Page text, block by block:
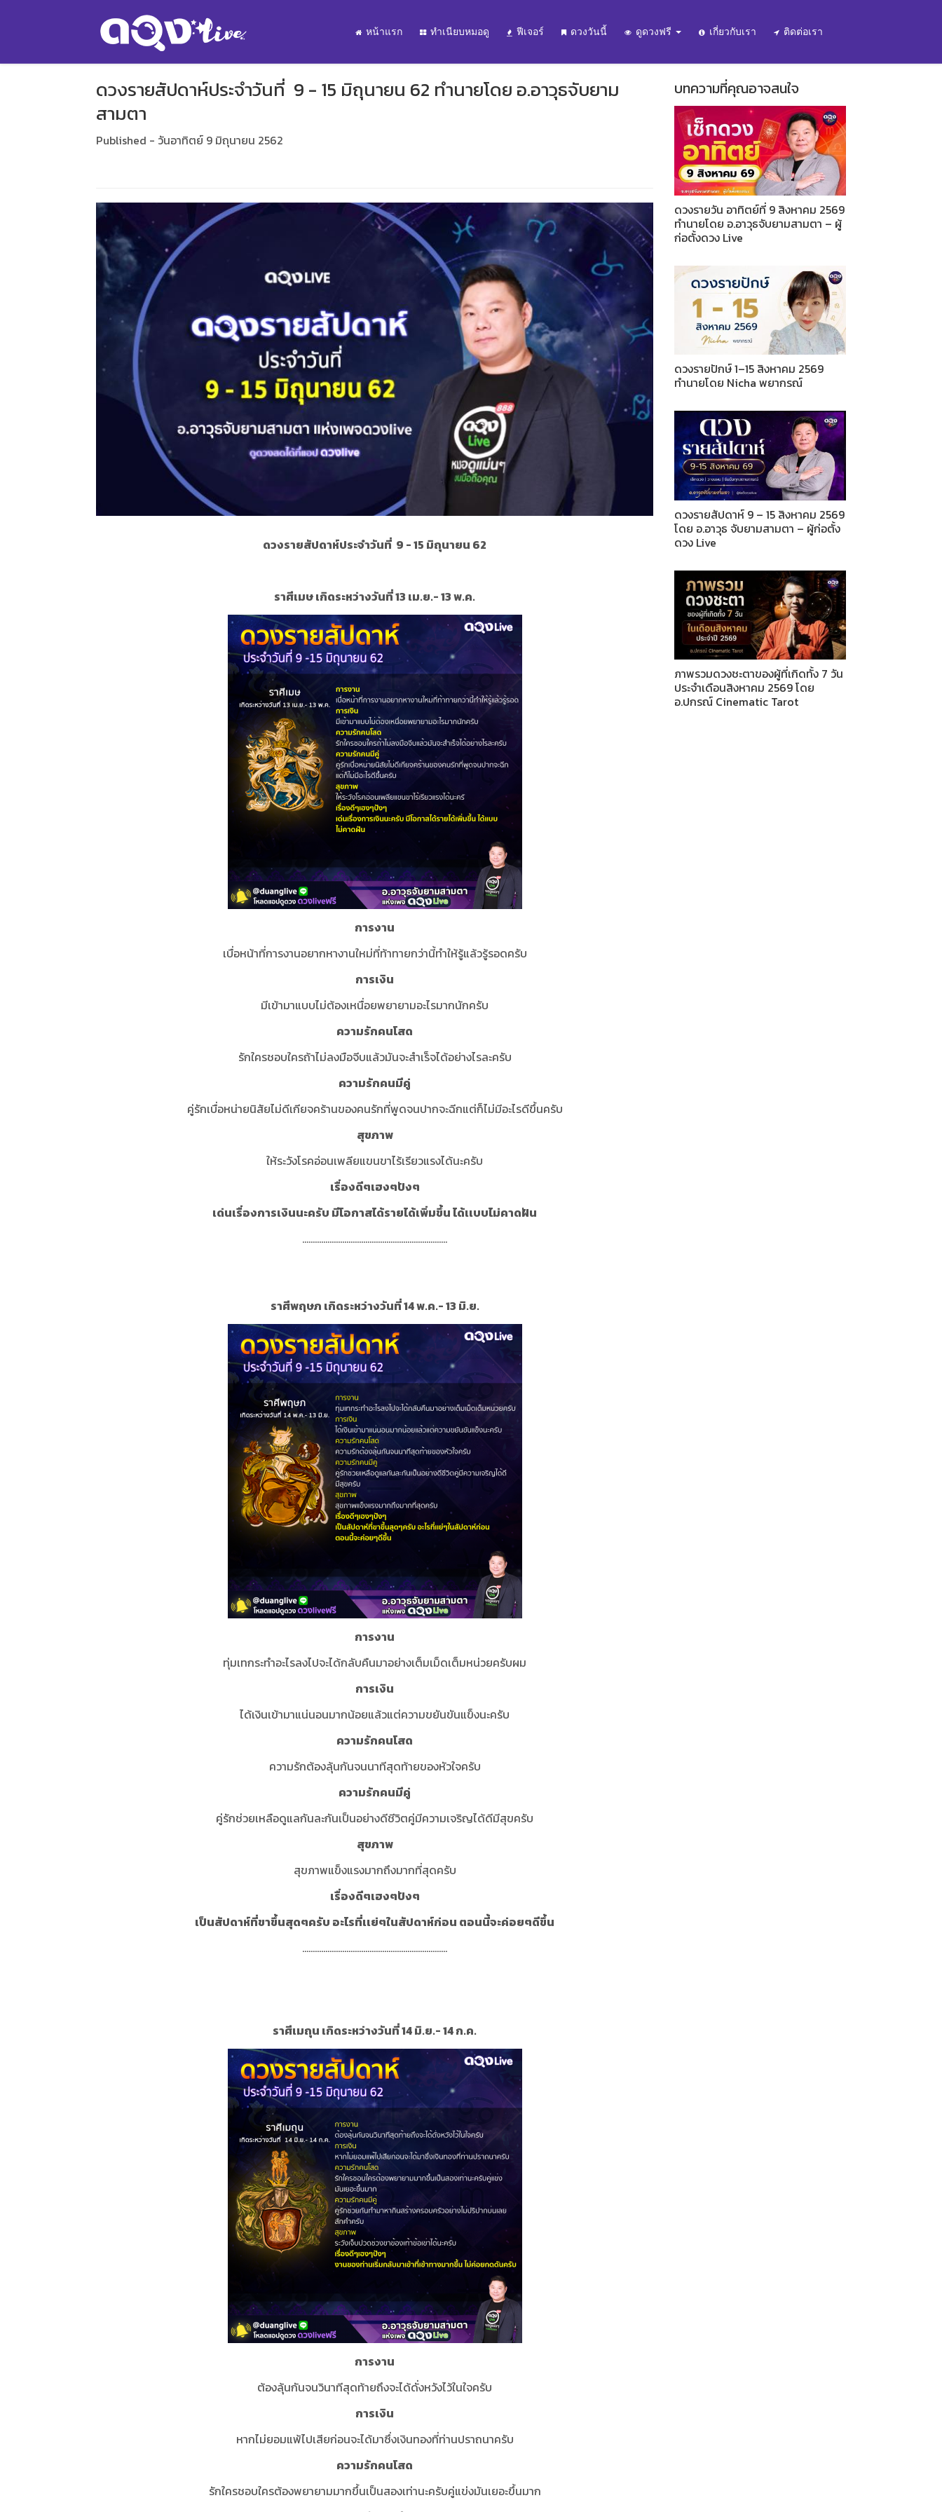
หน้าแรก ทำเนียบหมอดู ฟีเจอร์ ดวงวันนี้ ดูดวงฟรี เกี่ยวกับเรา ติดต่อเรา
ดวงรายสัปดาห์ประจำวันที่ 9 - 15 มิถุนายน 62 ทำนายโดย อ.อาวุธจับยาม
สามตา
Published - วันอาทิตย์ 9 มิถุนายน 2562
ดวงรายสัปดาห์ประจำวันที่ 9 - 15 มิถุนายน 62
ราศีเมษ เกิดระหว่างวันที่ 13 เม.ย.- 13 พ.ค.
การงาน
เบื่อหน้าที่การงานอยากหางานใหม่ที่ท้าทายกว่านี้ทำให้รู้แล้วรู้รอดครับ
การเงิน
มีเข้ามาแบบไม่ต้องเหนื่อยพยายามอะไรมากนักครับ
ความรักคนโสด
รักใครชอบใครถ้าไม่ลงมือจีบแล้วมันจะสำเร็จได้อย่างไรละครับ
ความรักคนมีคู่
คู่รักเบื่อหน่ายนิสัยไม่ดีเกียจคร้านของคนรักที่พูดจนปากจะฉีกแต่ก็ไม่มีอะไรดีขึ้นครับ
สุขภาพ
ให้ระวังโรคอ่อนเพลียแขนขาไร้เรียวแรงได้นะครับ
เรื่องดีๆเฮงๆปังๆ
เด่นเรื่องการเงินนะครับ มีโอกาสได้รายได้เพิ่มขึ้น ได้เเบบไม่คาดฝัน
.....................................................................
ราศีพฤษภ เกิดระหว่างวันที่ 14 พ.ค.- 13 มิ.ย.
การงาน
ทุ่มเทกระทำอะไรลงไปจะได้กลับคืนมาอย่างเต็มเม็ดเต็มหน่วยครับผม
การเงิน
ได้เงินเข้ามาแน่นอนมากน้อยแล้วแต่ความขยันขันแข็งนะครับ
ความรักคนโสด
ความรักต้องลุ้นกันจนนาทีสุดท้ายของหัวใจครับ
ความรักคนมีคู่
คู่รักช่วยเหลือดูแลกันละกันเป็นอย่างดีชีวิตคู่มีความเจริญได้ดีมีสุขครับ
สุขภาพ
สุขภาพแข็งแรงมากถึงมากที่สุดครับ
เรื่องดีๆเฮงๆปังๆ
เป็นสัปดาห์ที่ขาขึ้นสุดๆครับ อะไรที่เเย่ๆในสัปดาห์ก่อน ตอนนี้จะค่อยๆดีขึ้น
.....................................................................
ราศีเมถุน เกิดระหว่างวันที่ 14 มิ.ย.- 14 ก.ค.
การงาน
ต้องลุ้นกันจนวินาทีสุดท้ายถึงจะได้ดั่งหวังไว้ในใจครับ
การเงิน
หากไม่ยอมแพ้ไปเสียก่อนจะได้มาซึ่งเงินทองที่ท่านปราถนาครับ
ความรักคนโสด
รักใครชอบใครต้องพยายามมากขึ้นเป็นสองเท่านะครับคู่แข่งมันเยอะขึ้นมาก
บทความที่คุณอาจสนใจ
ดวงรายวัน อาทิตย์ที่ 9 สิงหาคม 2569
ทำนายโดย อ.อาวุธจับยามสามตา – ผู้
ก่อตั้งดวง Live
ดวงรายปักษ์ 1–15 สิงหาคม 2569
ทำนายโดย Nicha พยากรณ์
ดวงรายสัปดาห์ 9 – 15 สิงหาคม 2569
โดย อ.อาวุธ จับยามสามตา – ผู้ก่อตั้ง
ดวง Live
ภาพรวมดวงชะตาของผู้ที่เกิดทั้ง 7 วัน
ประจำเดือนสิงหาคม 2569 โดย
อ.ปกรณ์ Cinematic Tarot